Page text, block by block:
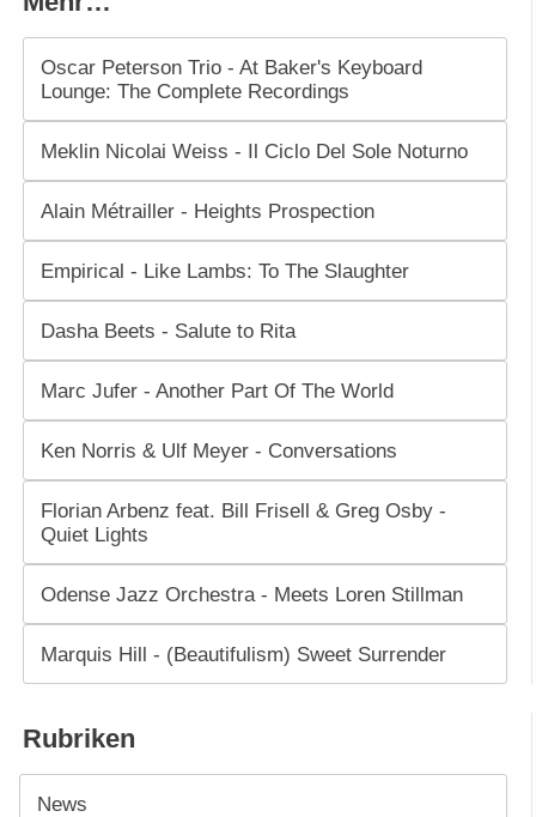
Oscar Peterson Trio - At Baker's Keyboard
Lounge: The Complete Recordings
Meklin Nicolai Weiss - Il Ciclo Del Sole Noturno
Alain Métrailler - Heights Prospection
Empirical - Like Lambs: To The Slaughter
Dasha Beets - Salute to Rita
Marc Jufer - Another Part Of The World
Ken Norris & Ulf Meyer - Conversations
Florian Arbenz feat. Bill Frisell & Greg Osby -
Quiet Lights
Odense Jazz Orchestra - Meets Loren Stillman
Marquis Hill - (Beautifulism) Sweet Surrender
Rubriken
News